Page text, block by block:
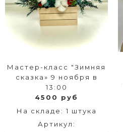
Мастер-класс "Зимняя
сказка» 9 ноября в
13:00
4500 руб
На складе: 1 штука
Артикул: